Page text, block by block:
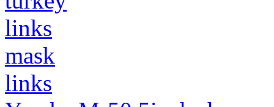
links
mask
links